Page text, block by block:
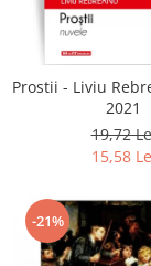
Literatura
Clasica
Contemporana
Non-fictiune
Calatorii
Prostii - Liviu
2021
19,72
15,58
-21%